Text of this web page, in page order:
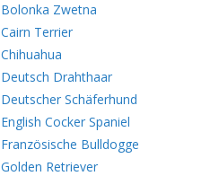
Bolonka Zwetna
Cairn Terrier
Chihuahua
Deutsch Drahthaar
Deutscher Schäferhund
English Cocker Spaniel
Französische Bulldogge
Golden Retriever